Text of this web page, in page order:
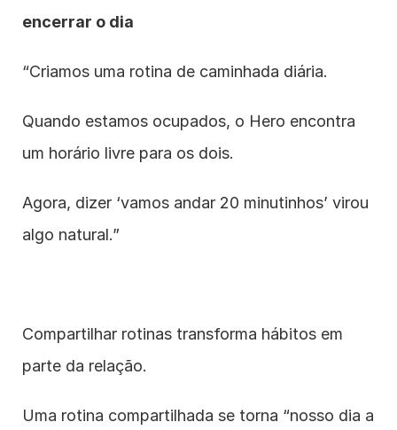
encerrar o dia
“Criamos uma rotina de caminhada diária.
Quando estamos ocupados, o Hero encontra
um horário livre para os dois.
Agora, dizer ‘vamos andar 20 minutinhos’ virou
algo natural.”
Compartilhar rotinas transforma hábitos em
parte da relação.
Uma rotina compartilhada se torna “nosso dia a